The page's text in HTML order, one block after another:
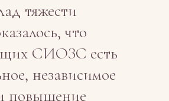
тяжести
что
СИОЗС есть
независимое
повышение